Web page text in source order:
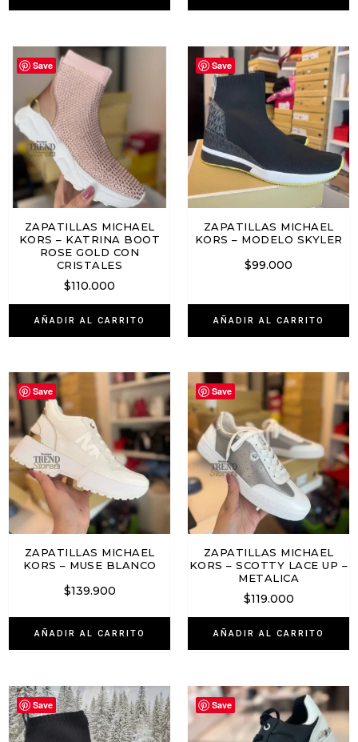
Save
ZAPATILLAS MICHAEL
KORS – KATRINA BOOT
ROSE GOLD CON
CRISTALES
$110.000
AÑADIR AL CARRITO
Save
ZAPATILLAS MICHAEL
KORS – MODELO SKYLER
$99.000
AÑADIR AL CARRITO
Save
ZAPATILLAS MICHAEL
KORS – MUSE BLANCO
$139.900
AÑADIR AL CARRITO
Save
ZAPATILLAS MICHAEL
KORS – SCOTTY LACE UP –
METALICA
$119.000
AÑADIR AL CARRITO
Save Save